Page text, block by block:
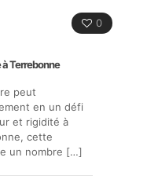
0
Terrebonne
peut
en un défi
et rigidité à
cette
un nombre […]